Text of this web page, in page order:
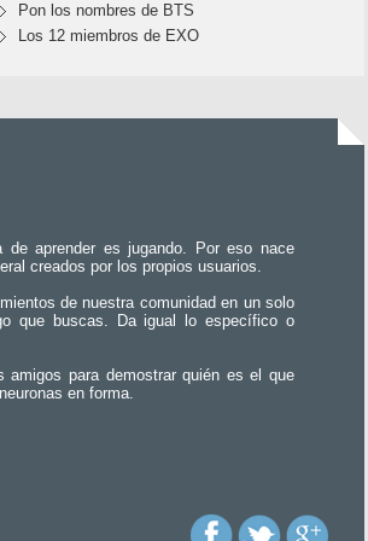
Pon los nombres de BTS
Los 12 miembros de EXO
aprender es jugando. Por eso nace
creados por los propios usuarios.
de nuestra comunidad en un solo
que buscas. Da igual lo específico o
amigos para demostrar quién es el que
en forma.